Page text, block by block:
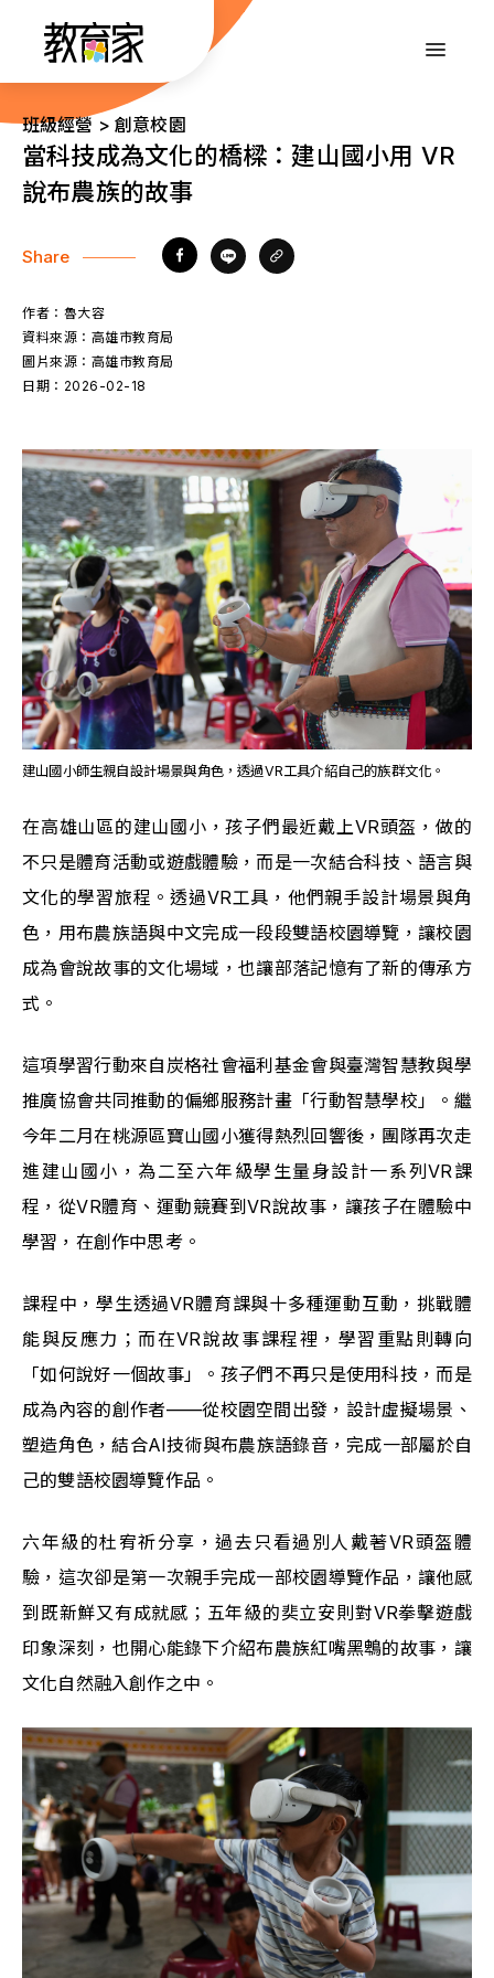
內
::: 班級經營 > 創意校園
當科技成為文化的橋樑：建山國小用 VR
說布農族的故事
Share
作者： 魯大容
資料來源： 高雄市教育局
圖片來源： 高雄市教育局
日期： 2026-02-18
建山國小師生親自設計場景與角色，透過VR工具介紹自己的族群文化。
在高雄山區的建山國小，孩子們最近戴上VR頭盔，做的
不只是體育活動或遊戲體驗，而是一次結合科技、語言與
文化的學習旅程。透過VR工具，他們親手設計場景與角
色，用布農族語與中文完成一段段雙語校園導覽，讓校園
成為會說故事的文化場域，也讓部落記憶有了新的傳承方
式。
這項學習行動來自炭格社會福利基金會與臺灣智慧教與學
推廣協會共同推動的偏鄉服務計畫「行動智慧學校」。繼
今年二月在桃源區寶山國小獲得熱烈回響後，團隊再次走
進建山國小，為二至六年級學生量身設計一系列VR課
程，從VR體育、運動競賽到VR說故事，讓孩子在體驗中
學習，在創作中思考。
課程中，學生透過VR體育課與十多種運動互動，挑戰體
能與反應力；而在VR說故事課程裡，學習重點則轉向
「如何說好一個故事」。孩子們不再只是使用科技，而是
成為內容的創作者——從校園空間出發，設計虛擬場景、
塑造角色，結合AI技術與布農族語錄音，完成一部屬於自
己的雙語校園導覽作品。
六年級的杜宥祈分享，過去只看過別人戴著VR頭盔體
驗，這次卻是第一次親手完成一部校園導覽作品，讓他感
到既新鮮又有成就感；五年級的奜立安則對VR拳擊遊戲
印象深刻，也開心能錄下介紹布農族紅嘴黑鵯的故事，讓
文化自然融入創作之中。